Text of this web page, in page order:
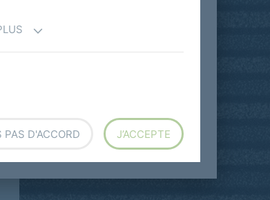
PAS D'ACCORD J’ACCEPTE